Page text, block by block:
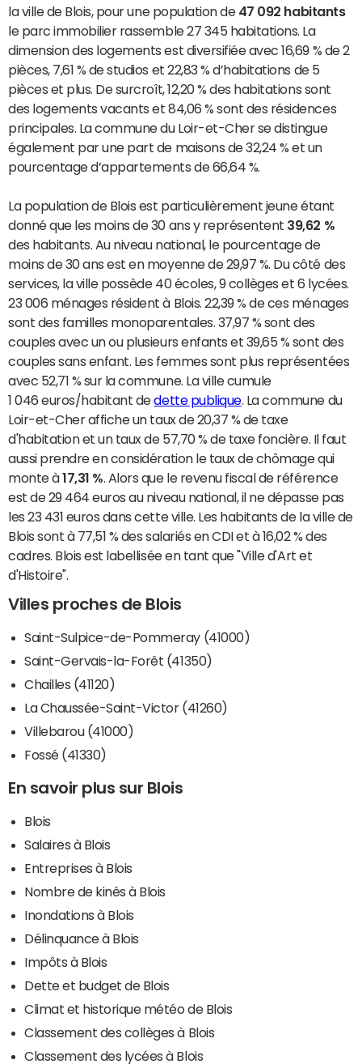
la ville de Blois, pour une population de 47 092 habitants
le parc immobilier rassemble 27 345 habitations. La
dimension des logements est diversifiée avec 16,69 % de 2
pièces, 7,61 % de studios et 22,83 % d’habitations de 5
pièces et plus. De surcroît, 12,20 % des habitations sont
des logements vacants et 84,06 % sont des résidences
principales. La commune du Loir-et-Cher se distingue
également par une part de maisons de 32,24 % et un
pourcentage d’appartements de 66,64 %.
La population de Blois est particulièrement jeune étant
donné que les moins de 30 ans y représentent 39,62 %
des habitants. Au niveau national, le pourcentage de
moins de 30 ans est en moyenne de 29,97 %. Du côté des
services, la ville possède 40 écoles, 9 collèges et 6 lycées.
23 006 ménages résident à Blois. 22,39 % de ces ménages
sont des familles monoparentales. 37,97 % sont des
couples avec un ou plusieurs enfants et 39,65 % sont des
couples sans enfant. Les femmes sont plus représentées
avec 52,71 % sur la commune. La ville cumule
1 046 euros/habitant dedette publique. La commune du
Loir-et-Cher affiche un taux de 20,37 % de taxe
d'habitation et un taux de 57,70 % de taxe foncière. Il faut
aussi prendre en considération le taux de chômage qui
monte à17,31 %. Alors que le revenu fiscal de référence
est de 29 464 euros au niveau national, il ne dépasse pas
les 23 431 euros dans cette ville. Les habitants de la ville de
Blois sont à 77,51 % des salariés en CDI et à 16,02 % des
cadres. Blois est labellisée en tant que "Ville d'Art et
d'Histoire".
Villes proches de Blois
Saint-Sulpice-de-Pommeray (41000)
Saint-Gervais-la-Forêt (41350)
Chailles (41120)
La Chaussée-Saint-Victor (41260)
Villebarou (41000)
Fossé (41330)
En savoir plus sur Blois
Blois
Salaires à Blois
Entreprises à Blois
Nombre de kinés à Blois
Inondations à Blois
Délinquance à Blois
Impôts à Blois
Dette et budget de Blois
Climat et historique météo de Blois
Classement des collèges à Blois
Classement des lycées à Blois